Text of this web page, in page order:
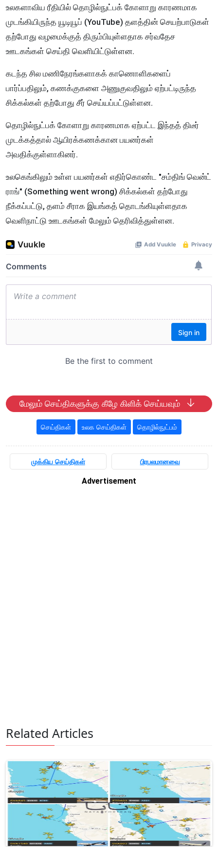
உலகளாவிய ரீதியில் தொழில்நுட்பக் கோளாறு காரணமாக
முடங்கியிருந்த யூடியூப் (YouTube) தளத்தின் செயற்பாடுகள்
தற்போது வழமைக்குத் திரும்பியுள்ளதாக சர்வதேச
ஊடகங்கள் செய்தி வெளியிட்டுள்ளன.
கடந்த சில மணிநேரங்களாகக் காணொளிகளைப்
பார்ப்பதிலும், கணக்குகளை அணுகுவதிலும் ஏற்பட்டிருந்த
சிக்கல்கள் தற்போது சீர் செய்யப்பட்டுள்ளன.
தொழில்நுட்பக் கோளாறு காரணமாக ஏற்பட்ட இந்தத் திடீர்
முடக்கத்தால் ஆயிரக்கணக்கான பயனர்கள்
அவதிக்குள்ளாகினர்.
உலகெங்கிலும் உள்ள பயனர்கள் எதிர்கொண்ட "சம்திங் வென்ட்
ராங்" (Something went wrong) சிக்கல்கள் தற்போது
நீக்கப்பட்டு, தளம் சீராக இயங்கத் தொடங்கியுள்ளதாக
வெளிநாட்டு ஊடகங்கள் மேலும் தெரிவித்துள்ளன.
மேலும் செய்திகளுக்கு கீழே கிளிக் செய்யவும்
செய்திகள் உலக செய்திகள் தொழில்நுட்பம்
முக்கிய செய்திகள் பிரபலமானவை
Advertisement
Related Articles